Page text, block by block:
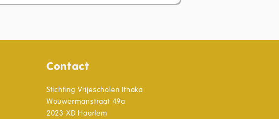
Contact
Stichting Vrijescholen Ithaka
Wouwermanstraat 49a
2023 XD Haarlem